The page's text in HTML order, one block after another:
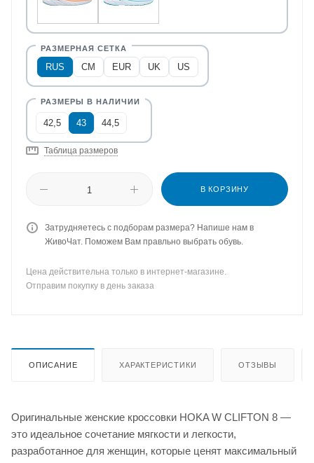
RUS CM EUR UK US
42,5 43 44,5
Таблица размеров
В КОРЗИНУ
Затрудняетесь с подборам размера? Напише нам в
ЖивоЧат. Поможем Вам правльно выбрать обувь.
Цена действительна только в интернет-магазине.
Отправим покупку в день заказа
ОПИСАНИЕ ХАРАКТЕРИСТИКИ ОТЗЫВЫ
Оригинальные женские кроссовки HOKA W CLIFTON 8 —
это идеальное сочетание мягкости и легкости,
разработанное для женщин, которые ценят максимальный